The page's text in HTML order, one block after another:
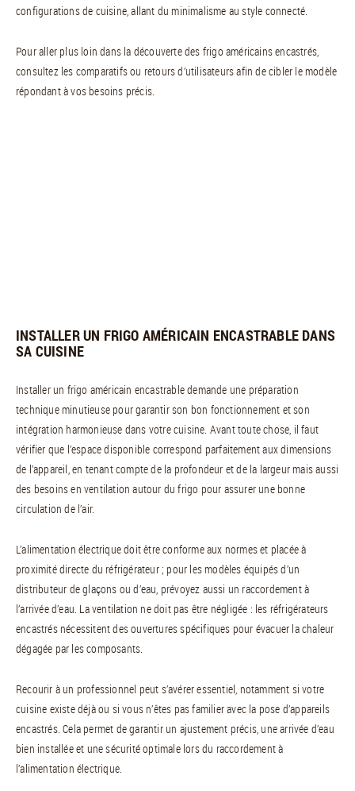
configurations de cuisine, allant du minimalisme au style connecté.
Pour aller plus loin dans la découverte des frigo américains encastrés,
consultez les comparatifs ou retours d’utilisateurs afin de cibler le modèle
répondant à vos besoins précis.
INSTALLER UN FRIGO AMÉRICAIN ENCASTRABLE DANS
SA CUISINE
Installer un frigo américain encastrable demande une préparation
technique minutieuse pour garantir son bon fonctionnement et son
intégration harmonieuse dans votre cuisine. Avant toute chose, il faut
vérifier que l’espace disponible correspond parfaitement aux dimensions
de l’appareil, en tenant compte de la profondeur et de la largeur mais aussi
des besoins en ventilation autour du frigo pour assurer une bonne
circulation de l’air.
L’alimentation électrique doit être conforme aux normes et placée à
proximité directe du réfrigérateur ; pour les modèles équipés d’un
distributeur de glaçons ou d’eau, prévoyez aussi un raccordement à
l’arrivée d’eau. La ventilation ne doit pas être négligée : les réfrigérateurs
encastrés nécessitent des ouvertures spécifiques pour évacuer la chaleur
dégagée par les composants.
Recourir à un professionnel peut s’avérer essentiel, notamment si votre
cuisine existe déjà ou si vous n’êtes pas familier avec la pose d’appareils
encastrés. Cela permet de garantir un ajustement précis, une arrivée d’eau
bien installée et une sécurité optimale lors du raccordement à
l’alimentation électrique.